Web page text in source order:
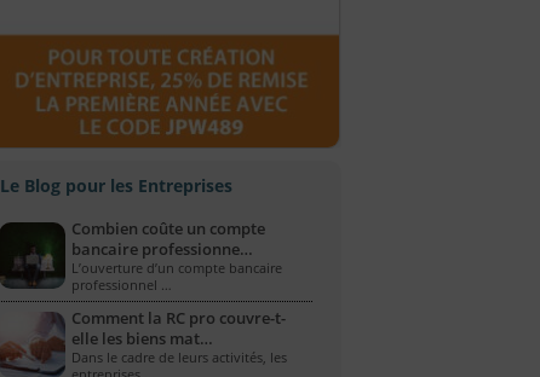
Le Blog pour les Entreprises
Combien coûte un compte
bancaire professionne…
L’ouverture d’un compte bancaire
professionnel …
Comment la RC pro couvre-t-
elle les biens mat…
Dans le cadre de leurs activités, les